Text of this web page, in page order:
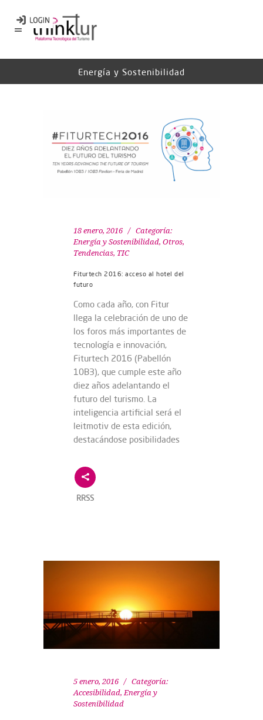
Energía y Sostenibilidad
18 enero, 2016
Categoría:
Energía y Sostenibilidad, Otros,
Tendencias, TIC
Fiturtech 2016: acceso al hotel del
futuro
Como cada año, con Fitur
llega la celebración de uno de
los foros más importantes de
tecnología e innovación,
Fiturtech 2016 (Pabellón
10B3), que cumple este año
diez años adelantando el
futuro del turismo. La
inteligencia artificial será el
leitmotiv de esta edición,
destacándose posibilidades
RRSS
5 enero, 2016
Categoría:
Accesibilidad,Energía y
Sostenibilidad